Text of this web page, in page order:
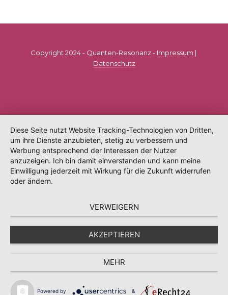
Copyright 2024 - Quanten-Resonanz - Impressum |
Datenschutz
Diese Seite nutzt Website Tracking-Technologien von Dritten,
um ihre Dienste anzubieten, stetig zu verbessern und
Werbung entsprechend der Interessen der Nutzer
anzuzeigen. Ich bin damit einverstanden und kann meine
Einwilligung jederzeit mit Wirkung für die Zukunft widerrufen
oder ändern.
VERWEIGERN
AKZEPTIEREN
MEHR
Powered by &